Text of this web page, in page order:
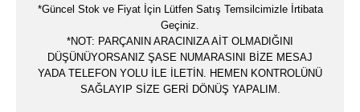
*Güncel Stok ve Fiyat İçin Lütfen Satış Temsilcimizle İrtibata
Geçiniz.
*NOT: PARÇANIN ARACINIZA AİT OLMADIĞINI
DÜŞÜNÜYORSANIZ ŞASE NUMARASINI BİZE MESAJ
YADA TELEFON YOLU İLE İLETİN. HEMEN KONTROLÜNÜ
SAĞLAYIP SİZE GERİ DÖNÜŞ YAPALIM.